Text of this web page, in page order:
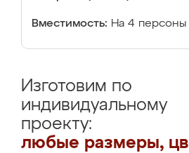
Вместимость: На 4 персоны
Изготовим по
индивидуальному
проекту:
любые размеры,